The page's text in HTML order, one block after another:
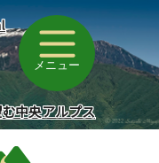
メニュー
中央アルプス